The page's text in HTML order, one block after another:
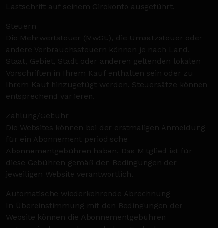
Lastschrift auf seinem Girokonto ausgeführt.
Steuern
Die Mehrwertsteuer (MwSt.), die Umsatzsteuer oder
andere Verbrauchssteuern können je nach Land,
Staat, Gebiet, Stadt oder anderen geltenden lokalen
Vorschriften in Ihrem Kauf enthalten sein oder zu
Ihrem Kauf hinzugefügt werden. Steuersätze können
entsprechend variieren.
Zahlung/Gebühr
Die Websites können bei der erstmaligen Anmeldung
für ein Abonnement periodische
Abonnementgebühren haben. Das Mitglied ist für
diese Gebühren gemäß den Bedingungen der
jeweiligen Website verantwortlich.
Automatische wiederkehrende Abrechnung
In Übereinstimmung mit den Bedingungen der
Website können die Abonnementgebühren